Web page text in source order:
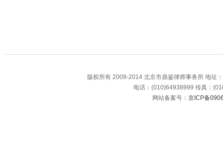
版权所有 2009-2014 北京市鼎鉴律师事务所 地址
电话：(010)64938999 传真：
网站备案号： 京ICP备